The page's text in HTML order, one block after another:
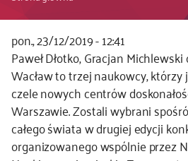
dla realizujących projekty
dla ekspertów
efekty NCN
współpraca międzynarodowa
nawigacyjna
pon., 23/12/2019 - 12:41
Paweł Dłotko, Gracjan
Wacław to trzej naukowcy, którzy
czele nowych centrów
Warszawie. Zostali wybrani
całego świata w drugiej edycji
organizowanego wspólnie przez